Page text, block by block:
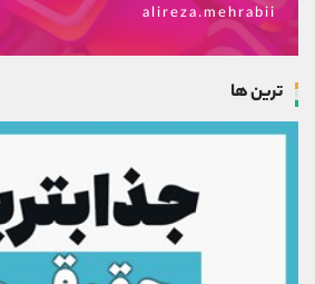
alireza.mehrabii
ترین ها